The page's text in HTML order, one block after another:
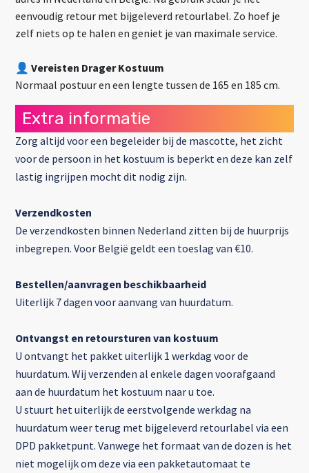
eenvoudig retour met bijgeleverd retourlabel. Zo hoef je
zelf niets op te halen en geniet je van maximale service.
👤 Vereisten Drager Kostuum
Normaal postuur en een lengte tussen de 165 en 185 cm.
Extra informatie
Zorg altijd voor een begeleider bij de mascotte, het zicht
voor de persoon in het kostuum is beperkt en deze kan zelf
lastig ingrijpen mocht dit nodig zijn.
Verzendkosten
De verzendkosten binnen Nederland zitten bij de huurprijs
inbegrepen. Voor België geldt een toeslag van €10.
Bestellen/aanvragen beschikbaarheid
Uiterlijk 7 dagen voor aanvang van huurdatum.
Ontvangst en retoursturen van kostuum
U ontvangt het pakket uiterlijk 1 werkdag voor de
huurdatum. Wij verzenden al enkele dagen voorafgaand
aan de huurdatum het kostuum naar u toe.
U stuurt het uiterlijk de eerstvolgende werkdag na
huurdatum weer terug met bijgeleverd retourlabel via een
DPD pakketpunt. Vanwege het formaat van de dozen is het
niet mogelijk om deze via een pakketautomaat te